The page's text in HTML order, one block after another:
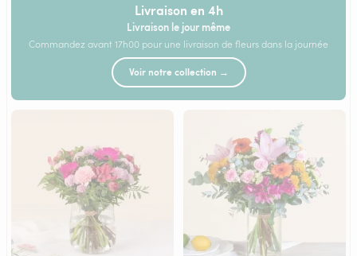
Livraison en 4h
Livraison le jour même
Commandez avant 17h00 pour une livraison de fleurs dans la journée
Voir notre collection →